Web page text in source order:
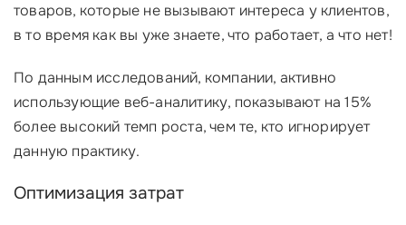
товаров, которые не вызывают интереса у клиентов,
в то время как вы уже знаете, что работает, а что нет!
По данным исследований, компании, активно
использующие веб-аналитику, показывают на 15%
более высокий темп роста, чем те, кто игнорирует
данную практику.
Оптимизация затрат